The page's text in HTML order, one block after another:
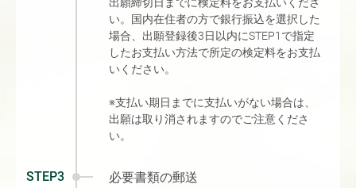
い。国内在住者の方で銀行振込を選択した
場合、出願登録後3日以内にSTEP1で指定
したお支払い方法で所定の検定料をお支払
いください。
※支払い期日までに支払いがない場合は、
出願は取り消されますのでご注意くださ
い。
STEP3 必要書類の郵送